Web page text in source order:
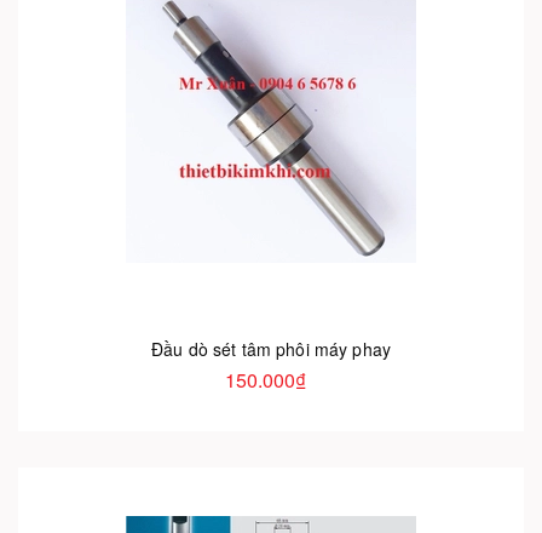
Đầu dò sét tâm phôi máy phay
150.000₫